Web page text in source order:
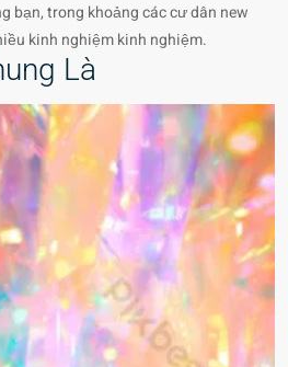
bạn, trong khoảng các cư dân new
kinh nghiệm kinh nghiệm.
Là